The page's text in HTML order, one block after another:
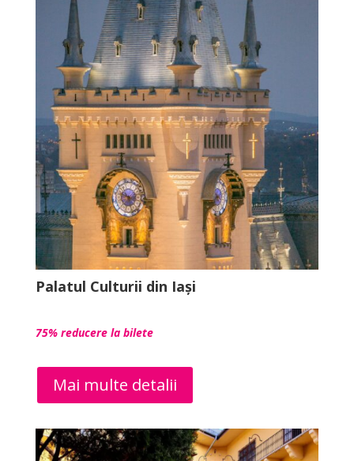
Palatul Culturii din Iași
75% reducere la bilete
Mai multe detalii